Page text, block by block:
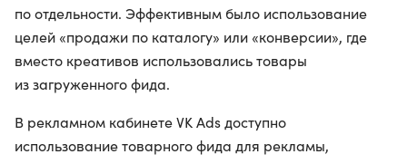
по отдельности. Эффективным было использование
целей «продажи по каталогу» или «конверсии», где
вместо креативов использовались товары
из загруженного фида.
В рекламном кабинете VK Ads доступно
использование товарного фида для рекламы,